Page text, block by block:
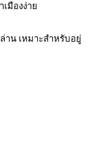
มืองง่าย
าน เหมาะสำหรับอยู่